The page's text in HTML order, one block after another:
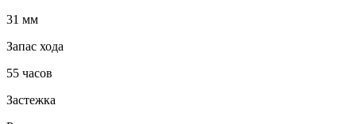
31 мм
Запас хода
55 часов
Застежка